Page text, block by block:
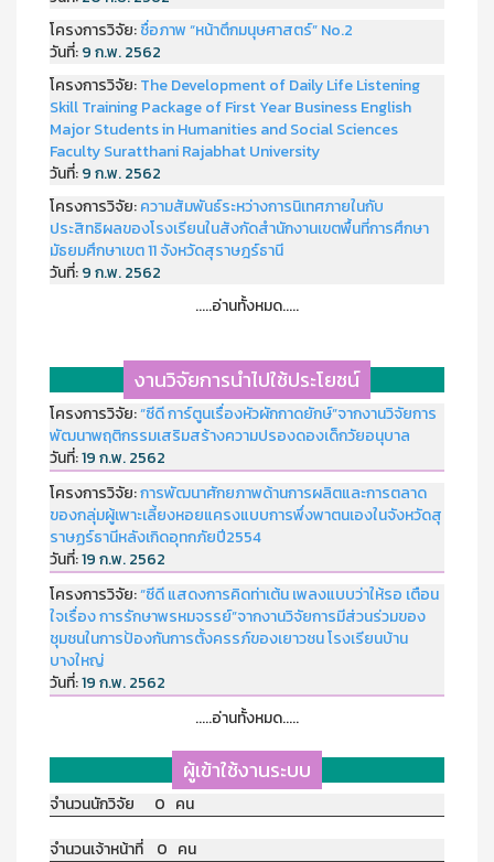
โครงการวิจัย:ชื่อภาพ “หน้าตึกมนุษศาสตร์” No.2
วันที่:9 ก.พ. 2562
โครงการวิจัย:The Development of Daily Life Listening
Skill Training Package of First Year Business English
Major Students in Humanities and Social Sciences
Faculty Suratthani Rajabhat University
วันที่:9 ก.พ. 2562
โครงการวิจัย:ความสัมพันธ์ระหว่างการนิเทศภายในกับ
ประสิทธิผลของโรงเรียนในสังกัดสำนักงานเขตพื้นที่การศึกษา
มัธยมศึกษาเขต 11 จังหวัดสุราษฎร์ธานี
วันที่:9 ก.พ. 2562
.....อ่านทั้งหมด.....
งานวิจัยการนำไปใช้ประโยชน์
โครงการวิจัย:“ซีดี การ์ตูนเรื่องหัวผักกาดยักษ์”จากงานวิจัยการ
พัฒนาพฤติกรรมเสริมสร้างความปรองดองเด็กวัยอนุบาล
วันที่:19 ก.พ. 2562
โครงการวิจัย:การพัฒนาศักยภาพด้านการผลิตและการตลาด
ของกลุ่มผู้เพาะเลี้ยงหอยแครงแบบการพึ่งพาตนเองในจังหวัดสุ
ราษฏร์ธานีหลังเกิดอุทกภัยปี2554
วันที่:19 ก.พ. 2562
โครงการวิจัย:“ซีดี แสดงการคิดท่าเต้น เพลงแบบว่าให้รอ เตือน
ใจเรื่อง การรักษาพรหมจรรย์”จากงานวิจัยการมีส่วนร่วมของ
ชุมชนในการป้องกันการตั้งครรภ์ของเยาวชน โรงเรียนบ้าน
บางใหญ่
วันที่:19 ก.พ. 2562
.....อ่านทั้งหมด.....
ผู้เข้าใช้งานระบบ
จำนวนนักวิจัย 0 คน
จำนวนเจ้าหน้าที่ 0 คน